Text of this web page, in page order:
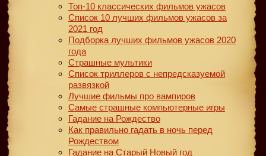
Топ-10 классических фильмов ужасов
Список 10 лучших фильмов ужасов за
2021 год
Подборка лучших фильмов ужасов 2020
года
Страшные мультики
Список триллеров с непредсказуемой
развязкой
Лучшие фильмы про вампиров
Самые страшные компьютерные игры
Гадание на Рождество
Как правильно гадать в ночь перед
Рождеством
Гадание на Старый Новый год